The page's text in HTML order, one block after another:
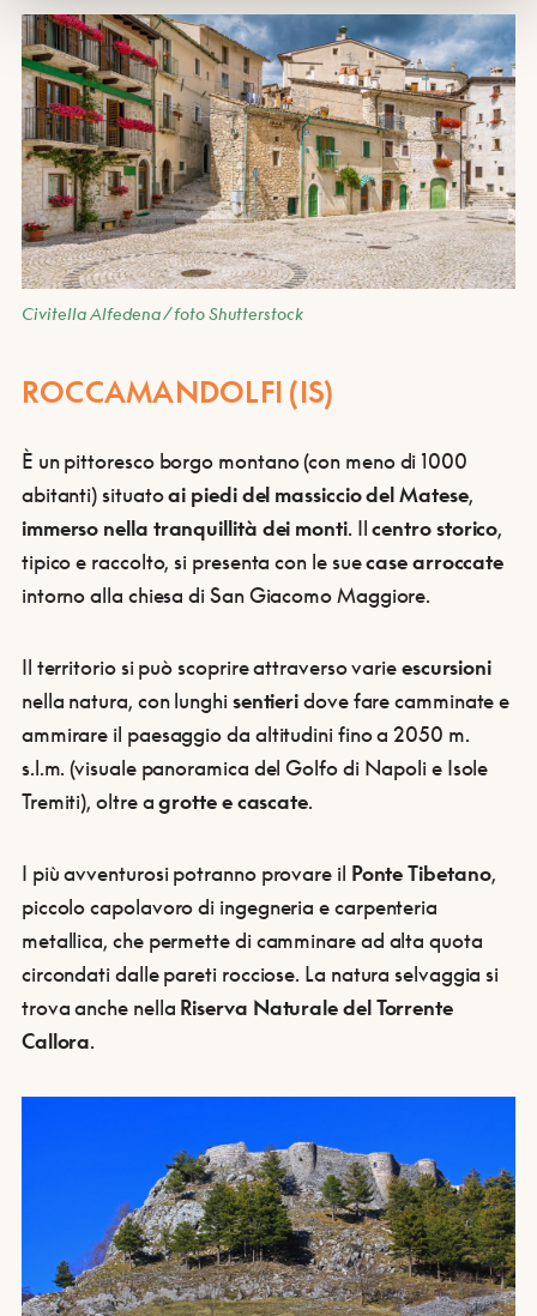
Civitella Alfedena / foto Shutterstock
ROCCAMANDOLFI (IS)
È un pittoresco borgo montano (con meno di 1000
abitanti) situatoai piedi del massiccio del Matese,
immerso nella tranquillità dei monti. Ilcentro storico,
tipico e raccolto, si presenta con le suecase arroccate
intorno alla chiesa di San Giacomo Maggiore.
Il territorio si può scoprire attraverso varieescursioni
nella natura, con lunghisentieridove fare camminate e
ammirare il paesaggio da altitudini fino a 2050 m.
s.l.m. (visuale panoramica del Golfo di Napoli e Isole
Tremiti), oltre agrotte e cascate.
I più avventurosi potranno provare il Ponte Tibetano,
piccolo capolavoro di ingegneria e carpenteria
metallica, che permette di camminare ad alta quota
circondati dalle pareti rocciose. La natura selvaggia si
trova anche nella Riserva Naturale del Torrente
Callora.